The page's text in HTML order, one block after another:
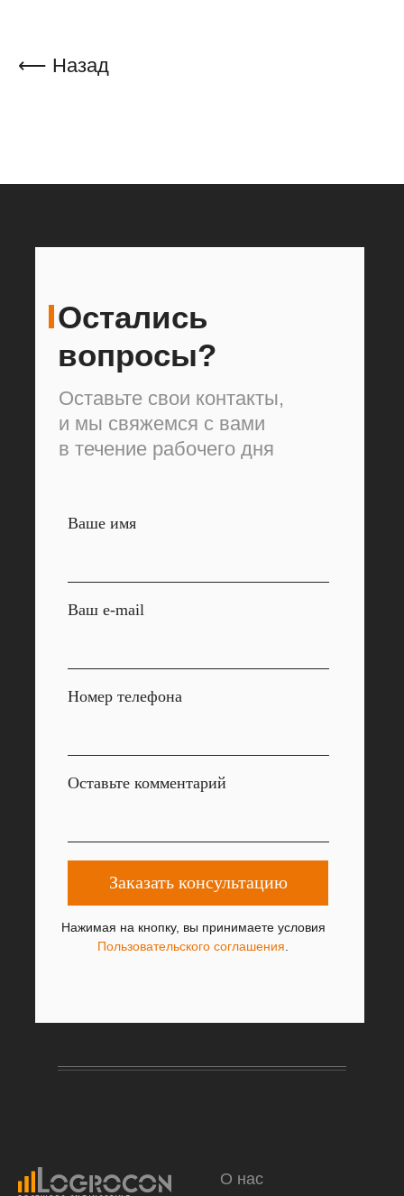
⟵ Назад
Ваше имя
Ваш e-mail
Номер телефона
Оставьте комментарий
Заказать консультацию
Остались
вопросы?
Оставьте свои контакты,
и мы свяжемся с вами
в течение рабочего дня
Нажимая на кнопку, вы принимаете условия
Пользовательского соглашения
О нас